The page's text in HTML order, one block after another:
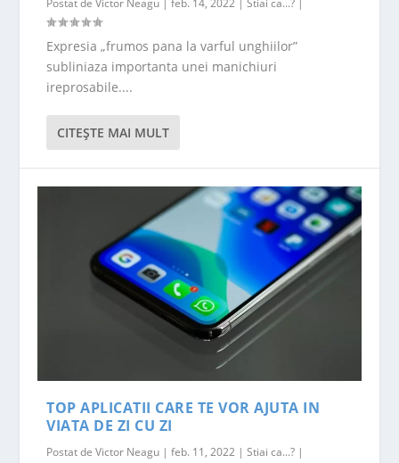
Postat deVictor Neagu |feb. 14, 2022 |Stiai ca...? |
Expresia „frumos pana la varful unghiilor”
subliniaza importanta unei manichiuri
ireprosabile....
CITEŞTE MAI MULT
TOP APLICATII CARE TE VOR AJUTA IN
VIATA DE ZI CU ZI
Postat deVictor Neagu |feb. 11, 2022 |Stiai ca...? |